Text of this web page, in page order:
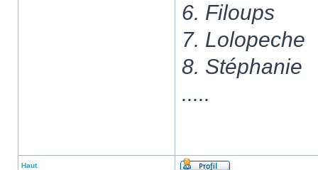
6. Filoups
7. Lolopeche
8. Stéphanie
.....
Haut